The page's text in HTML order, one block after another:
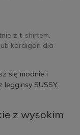
z t-shirtem.
kardigan dla
się modnie i
SUSSY,
z wysokim